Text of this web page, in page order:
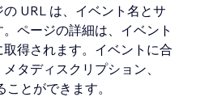
URL は、イベント名とサ
ページの詳細は、イベント
得されます。イベントに合
タディスクリプション、
とができます。